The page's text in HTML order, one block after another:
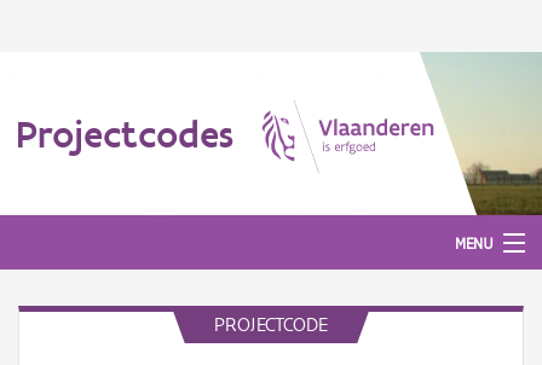
Projectcodes
MENU
PROJECTCODE